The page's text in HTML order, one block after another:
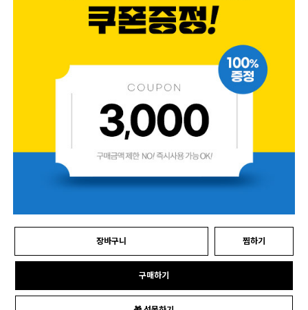
장바구니 찜하기
구매하기